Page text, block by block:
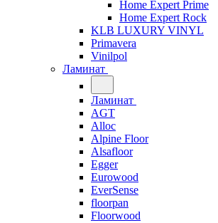
Home Expert Prime
Home Expert Rock
KLB LUXURY VINYL
Primavera
Vinilpol
Ламинат
Ламинат
AGT
Alloc
Alpine Floor
Alsafloor
Egger
Eurowood
EverSense
floorpan
Floorwood